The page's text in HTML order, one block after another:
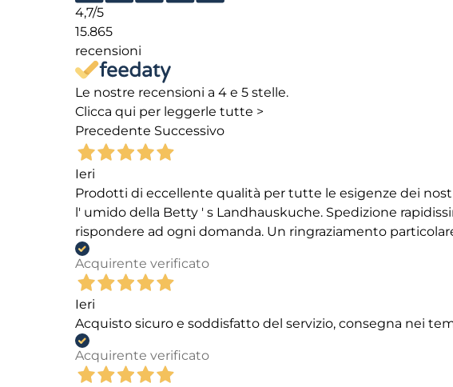
4,7/5
15.865
recensioni
Le nostre recensioni a 4 e 5 stelle.
Clicca qui per leggerle tutte >
Precedente Successivo
Ieri
Prodotti di eccellente qualità per tutte le esigenze dei
l' umido della Betty ' s Landhauskuche. Spedizione
rispondere ad ogni domanda. Un ringraziamento
Acquirente verificato
Ieri
Acquisto sicuro e soddisfatto del servizio, consegna nei
Acquirente verificato